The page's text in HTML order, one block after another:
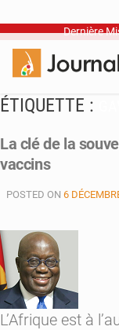
Dernière
ÉTIQUETTE :
La clé de la
vaccins
POSTED ON 6
L’Afrique est à